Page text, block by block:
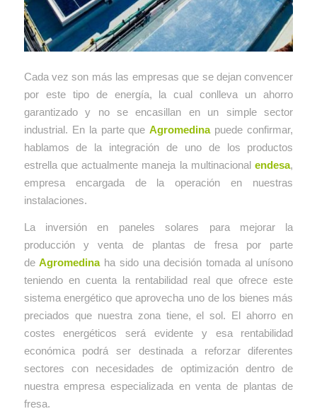
Cada vez son más las empresas que se dejan convencer
por este tipo de energía, la cual conlleva un ahorro
garantizado y no se encasillan en un simple sector
industrial. En la parte queAgromedinapuede confirmar,
hablamos de la integración de uno de los productos
estrella que actualmente maneja la multinacionalendesa,
empresa encargada de la operación en nuestras
instalaciones.
La inversión en paneles solares para mejorar la
producción y venta de plantas de fresa por parte
deAgromedinaha sido una decisión tomada al unísono
teniendo en cuenta la rentabilidad real que ofrece este
sistema energético que aprovecha uno de los bienes más
preciados que nuestra zona tiene, el sol. El ahorro en
costes energéticos será evidente y esa rentabilidad
económica podrá ser destinada a reforzar diferentes
sectores con necesidades de optimización dentro de
nuestra empresa especializada en venta de plantas de
fresa.